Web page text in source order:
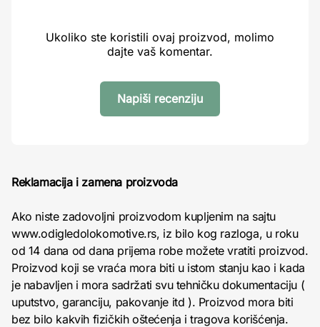
Ukoliko ste koristili ovaj proizvod, molimo
dajte vaš komentar.
Napiši recenziju
Reklamacija i zamena proizvoda
Ako niste zadovoljni proizvodom kupljenim na sajtu
www.odigledolokomotive.rs, iz bilo kog razloga, u roku
od 14 dana od dana prijema robe možete vratiti proizvod.
Proizvod koji se vraća mora biti u istom stanju kao i kada
je nabavljen i mora sadržati svu tehničku dokumentaciju (
uputstvo, garanciju, pakovanje itd ). Proizvod mora biti
bez bilo kakvih fizičkih oštećenja i tragova korišćenja.